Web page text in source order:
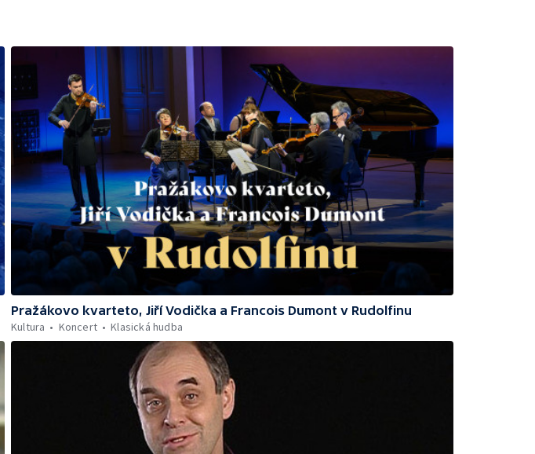
Pražákovo kvarteto, Jiří Vodička a Francois Dumont v Rudolfinu
Kultura
Koncert Klasická hudba